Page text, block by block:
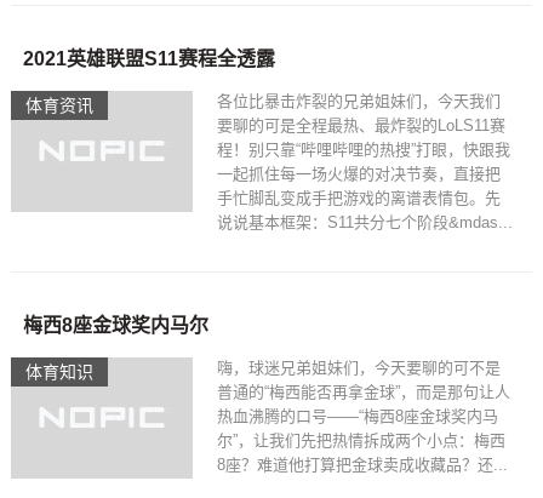
体育资讯
2021英雄联盟S11赛程全透露
各位比暴击炸裂的兄弟姐妹们，今天我们
要聊的可是全程最热、最炸裂的LoLS11赛
程！别只靠“哔哩哔哩的热搜”打眼，快跟我
一起抓住每一场火爆的对决节奏，直接把
手忙脚乱变成手把游戏的离谱表情包。先
说说基本框架：S11共分七个阶段&mdas...
体育知识
梅西8座金球奖内马尔
嗨，球迷兄弟姐妹们，今天要聊的可不是
普通的“梅西能否再拿金球”，而是那句让人
热血沸腾的口号——“梅西8座金球奖内马
尔”，让我们先把热情拆成两个小点：梅西
8座？难道他打算把金球卖成收藏品？还...